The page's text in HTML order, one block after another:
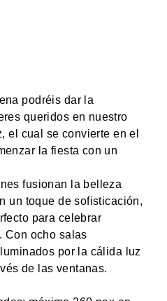
podréis dar la
queridos en nuestro
el cual se convierte en el
la fiesta con un
fusionan la belleza
un toque de sofisticación,
para celebrar
Con ocho salas
por la cálida luz
de las ventanas.